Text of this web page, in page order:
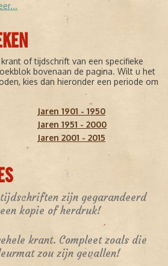
of tijdschrift van een specifieke
bovenaan de pagina. Wilt u het
kies dan hieronder een periode om
Jaren 1901 - 1950
Jaren 1951 - 2000
Jaren 2001 - 2015
tijdschriften zijn gegarandeerd
kopie of herdruk!
krant. Compleet zoals die
zou zijn gevallen!